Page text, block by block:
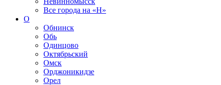
Все города на «Н»
О
Обнинск
Обь
Одинцово
Октябрьский
Омск
Орджоникидзе
Орел